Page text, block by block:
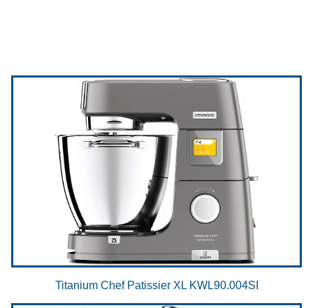
Titanium Chef Patissier XL KWL90.004SI